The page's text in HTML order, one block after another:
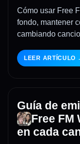
Cómo usar Free
fondo, mantener
cambiando
LEER ARTÍCULO
Guía de
Free FM
en cada